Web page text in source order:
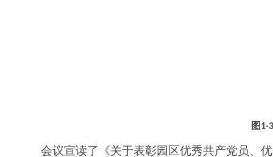
图1-
会议宣读了《关于表彰园区优秀共产党员、